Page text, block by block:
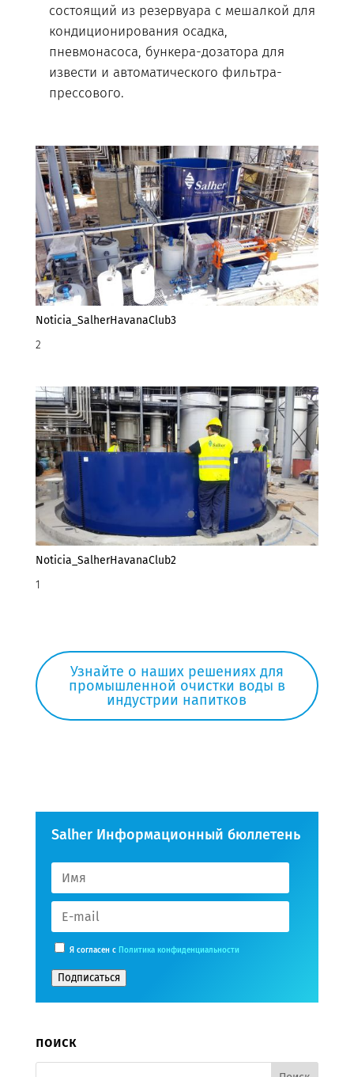
состоящий из резервуара с мешалкой для
кондиционирования осадка,
пневмонасоса, бункера-дозатора для
извести и автоматического фильтра-
прессового.
Noticia_SalherHavanaClub3
2
Noticia_SalherHavanaClub2
1
Узнайте о наших решениях для
промышленной очистки воды в
индустрии напитков
Salher Информационный бюллетень
Я согласен с Политика конфиденциальности
Подписаться
поиск